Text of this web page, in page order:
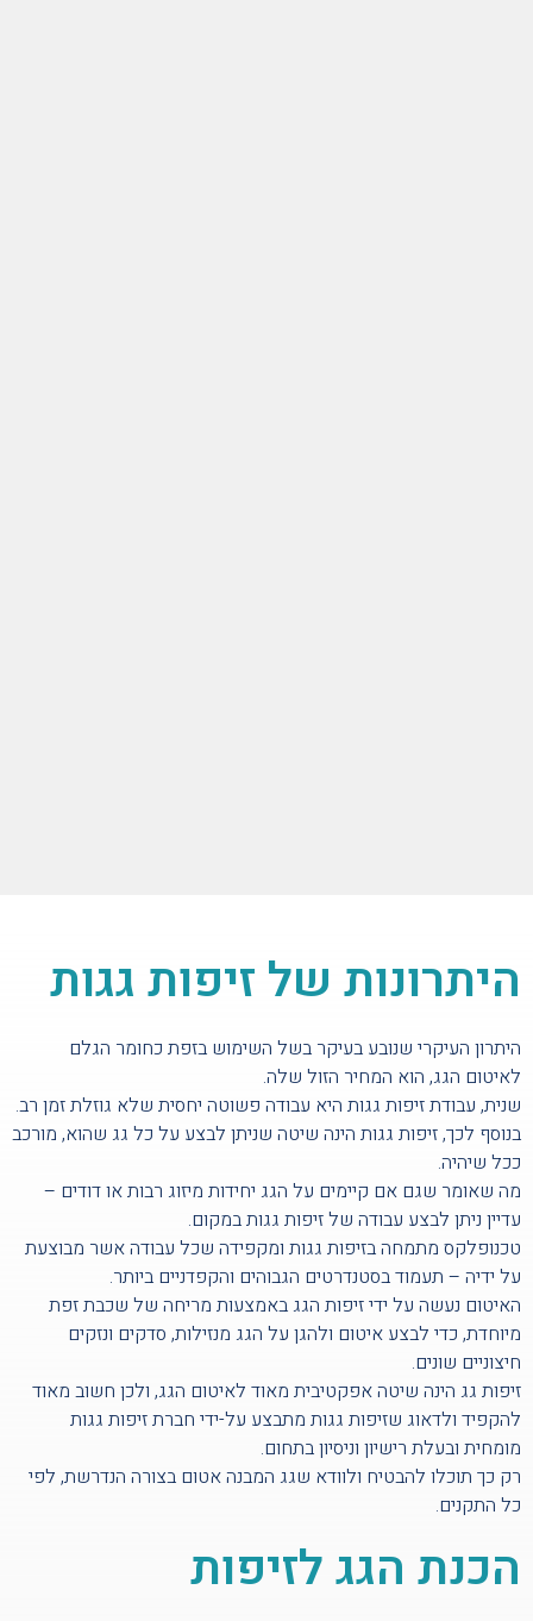
היתרונות של זיפות גגות
היתרון העיקרי שנובע בעיקר בשל השימוש בזפת כחומר הגלם
לאיטום הגג, הוא המחיר הזול שלה.
שנית, עבודת זיפות גגות היא עבודה פשוטה יחסית שלא גוזלת זמן רב.
בנוסף לכך, זיפות גגות הינה שיטה שניתן לבצע על כל גג שהוא, מורכב
ככל שיהיה.
מה שאומר שגם אם קיימים על הגג יחידות מיזוג רבות או דודים –
עדיין ניתן לבצע עבודה של זיפות גגות במקום.
טכנופלקס מתמחה בזיפות גגות ומקפידה שכל עבודה אשר מבוצעת
על ידיה – תעמוד בסטנדרטים הגבוהים והקפדניים ביותר.
האיטום נעשה על ידי זיפות הגג באמצעות מריחה של שכבת זפת
מיוחדת, כדי לבצע איטום ולהגן על הגג מנזילות, סדקים ונזקים
חיצוניים שונים.
זיפות גג הינה שיטה אפקטיבית מאוד לאיטום הגג, ולכן חשוב מאוד
להקפיד ולדאוג שזיפות גגות מתבצע על-ידי חברת זיפות גגות
מומחית ובעלת רישיון וניסיון בתחום.
רק כך תוכלו להבטיח ולוודא שגג המבנה אטום בצורה הנדרשת, לפי
כל התקנים.
הכנת הגג לזיפות